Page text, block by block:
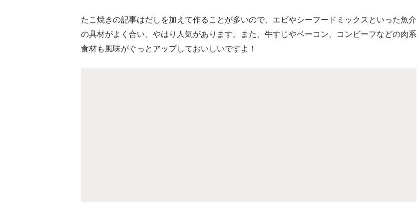
たこ焼きの記事はだしを加えて作ることが多いので、エビやシーフードミックスといった魚介
の具材がよく合い、やはり人気があります。また、牛すじやベーコン、コンビーフなどの肉系
食材も風味がぐっとアップしておいしいですよ！